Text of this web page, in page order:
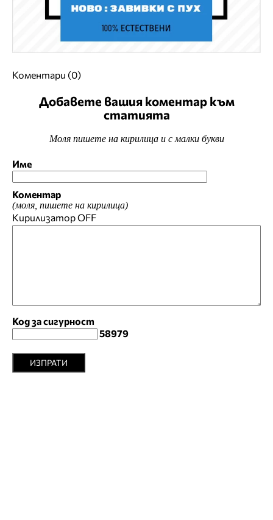
Коментари (0)
Добавете вашия коментар към
статията
Моля пишете на кирилица и с малки букви
Име
Коментар
(моля, пишете на кирилица)
КирилизаторOFF
Код за сигурност
58979
ИЗПРАТИ